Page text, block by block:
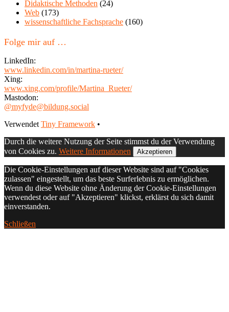
Didaktische Methoden (24)
Web (173)
wissenschaftliche Fachsprache (160)
Folge mir auf …
LinkedIn:
www.linkedin.com/in/martina-rueter/
Xing:
www.xing.com/profile/Martina_Rueter/
Mastodon:
@myfyde@bildung.social
Footer
Inhalt
Verwendet Tiny Framework •
Durch die weitere Nutzung der Seite stimmst du der Verwendung
von Cookies zu. Weitere Informationen Akzeptieren
Die Cookie-Einstellungen auf dieser Website sind auf "Cookies
zulassen" eingestellt, um das beste Surferlebnis zu ermöglichen.
Wenn du diese Website ohne Änderung der Cookie-Einstellungen
verwendest oder auf "Akzeptieren" klickst, erklärst du sich damit
einverstanden.
Schließen